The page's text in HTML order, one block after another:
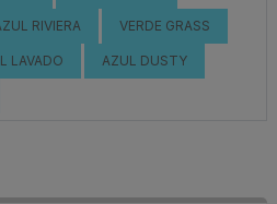
RIVIERA VERDE GRASS
LAVADO AZUL DUSTY